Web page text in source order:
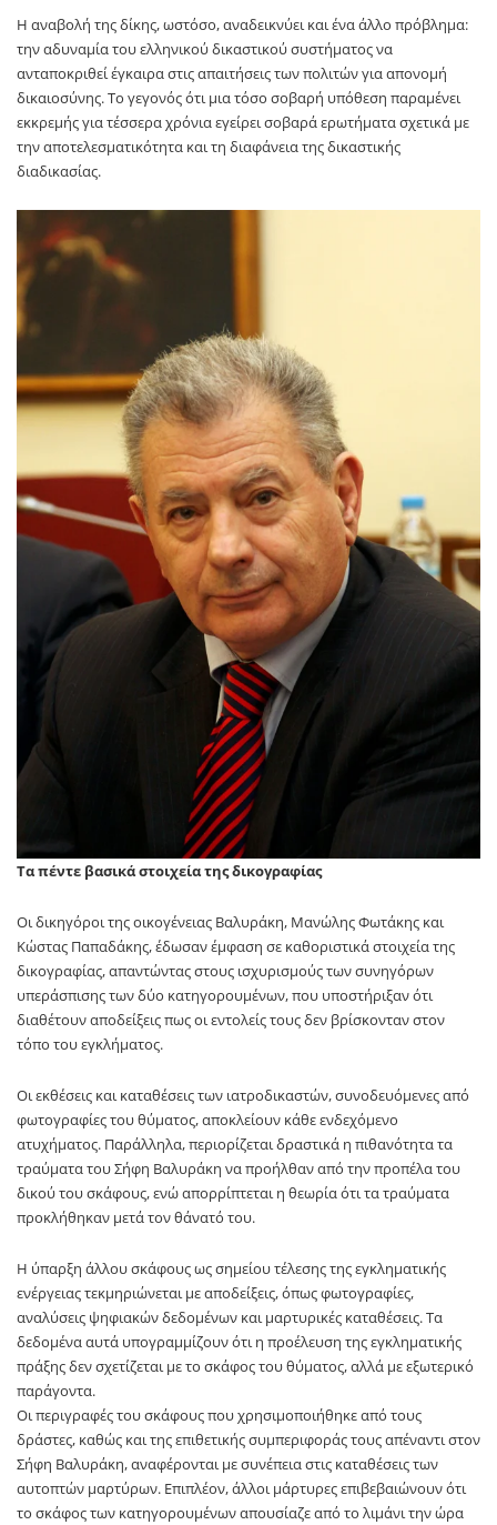
Η αναβολή της δίκης, ωστόσο, αναδεικνύει και ένα άλλο πρόβλημα:
την αδυναμία του ελληνικού δικαστικού συστήματος να
ανταποκριθεί έγκαιρα στις απαιτήσεις των πολιτών για απονομή
δικαιοσύνης. Το γεγονός ότι μια τόσο σοβαρή υπόθεση παραμένει
εκκρεμής για τέσσερα χρόνια εγείρει σοβαρά ερωτήματα σχετικά με
την αποτελεσματικότητα και τη διαφάνεια της δικαστικής
διαδικασίας.
Τα πέντε βασικά στοιχεία της δικογραφίας
Οι δικηγόροι της οικογένειας Βαλυράκη, Μανώλης Φωτάκης και
Κώστας Παπαδάκης, έδωσαν έμφαση σε καθοριστικά στοιχεία της
δικογραφίας, απαντώντας στους ισχυρισμούς των συνηγόρων
υπεράσπισης των δύο κατηγορουμένων, που υποστήριξαν ότι
διαθέτουν αποδείξεις πως οι εντολείς τους δεν βρίσκονταν στον
τόπο του εγκλήματος.
Οι εκθέσεις και καταθέσεις των ιατροδικαστών, συνοδευόμενες από
φωτογραφίες του θύματος, αποκλείουν κάθε ενδεχόμενο
ατυχήματος. Παράλληλα, περιορίζεται δραστικά η πιθανότητα τα
τραύματα του Σήφη Βαλυράκη να προήλθαν από την προπέλα του
δικού του σκάφους, ενώ απορρίπτεται η θεωρία ότι τα τραύματα
προκλήθηκαν μετά τον θάνατό του.
Η ύπαρξη άλλου σκάφους ως σημείου τέλεσης της εγκληματικής
ενέργειας τεκμηριώνεται με αποδείξεις, όπως φωτογραφίες,
αναλύσεις ψηφιακών δεδομένων και μαρτυρικές καταθέσεις. Τα
δεδομένα αυτά υπογραμμίζουν ότι η προέλευση της εγκληματικής
πράξης δεν σχετίζεται με το σκάφος του θύματος, αλλά με εξωτερικό
παράγοντα.
Οι περιγραφές του σκάφους που χρησιμοποιήθηκε από τους
δράστες, καθώς και της επιθετικής συμπεριφοράς τους απέναντι στον
Σήφη Βαλυράκη, αναφέρονται με συνέπεια στις καταθέσεις των
αυτοπτών μαρτύρων. Επιπλέον, άλλοι μάρτυρες επιβεβαιώνουν ότι
το σκάφος των κατηγορουμένων απουσίαζε από το λιμάνι την ώρα